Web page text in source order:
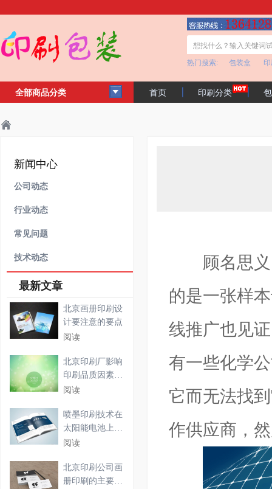
热门搜索: 包装盒
全部商品分类 首页 印刷分类
顾名思义
的是一张样
线推广也见
有一些化学
它而无法找
作供应商，
新闻中心
公司动态
行业动态
常见问题
技术动态
最新文章
北京画册印刷设
计要注意的要点
阅读
北京印刷厂影响
印刷品质因素及
印刷
阅读
喷墨印刷技术在
太阳能电池上的
应用
阅读
北京印刷公司画
册印刷的主要步